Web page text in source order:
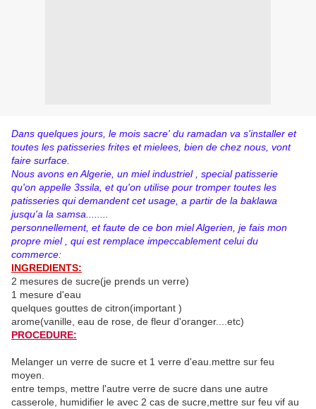
Dans quelques jours, le mois sacre' du ramadan va s'installer et
toutes les patisseries frites et mielees, bien de chez nous, vont
faire surface.
Nous avons en Algerie, un miel industriel , special patisserie
qu'on appelle 3ssila, et qu'on utilise pour tromper toutes les
patisseries qui demandent cet usage, a partir de la baklawa
jusqu'a la samsa........
personnellement, et faute de ce bon miel Algerien, je fais mon
propre miel , qui est remplace impeccablement celui du
commerce:
INGREDIENTS:
2 mesures de sucre(je prends un verre)
1 mesure d'eau
quelques gouttes de citron(important )
arome(vanille, eau de rose, de fleur d'oranger....etc)
PROCEDURE:
Melanger un verre de sucre et 1 verre d'eau.mettre sur feu
moyen.
entre temps, mettre l'autre verre de sucre dans une autre
casserole, humidifier le avec 2 cas de sucre,mettre sur feu vif au